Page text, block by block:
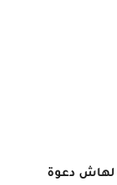
لهاش دعوة